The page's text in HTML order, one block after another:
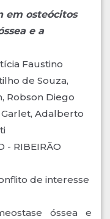
em osteócitos
e a
Faustino
de Souza,
Robson Diego
Adalberto
- RIBEIRÃO
de interesse
óssea e